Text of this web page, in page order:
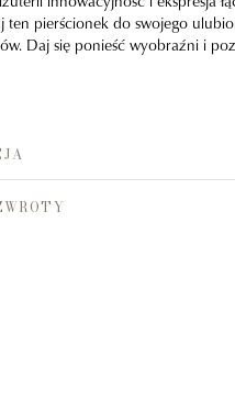
ten pierścionek do swojego
Daj się ponieść wyobraźni i